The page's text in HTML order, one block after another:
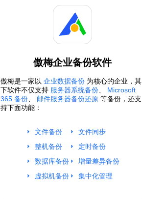
傲梅企业备份软件
傲梅是一家以 企业数据备份 为核心的企业，其
下软件不仅支持 服务器系统备份
Microsoft
365 备份
邮件服务器备份还原 等备份，还支
持下面功能：
文件备份
整机备份
数据库备份
虚拟机备份
文件同步
定时备份
增量差异备份
集中化管理